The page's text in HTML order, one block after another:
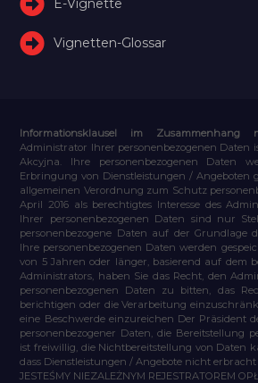
E-Vignette
Vignetten-Glossar
Informationsklausel im
Administrator Ihrer personenbezogenen Daten
Akcyjna. Ihre personenbezogenen Daten
Erbringung von Dienstleistungen / Angeboten
allgemeinen Verordnung zum Schutz
April 2016 als berechtigtes Interesse des
Ihrer personenbezogenen Daten sind nur
personenbezogene Daten auf der Grundlage
Ihre personenbezogenen Daten werden
von 5 Jahren oder länger, basierend auf dem
Administrators, haben Sie das Recht, den
personenbezogenen Daten zu bitten, das
berichtigen oder die Verarbeitung
eine Beschwerde einzureichen Der Präsident
personenbezogener Daten, die Bereitstellung
ist freiwillig, die Nichtbereitstellung von Daten
dass Dienstleistungen / Angebote nicht
JESTEŚMY NIEZALEŻNYM REJESTRATOREM